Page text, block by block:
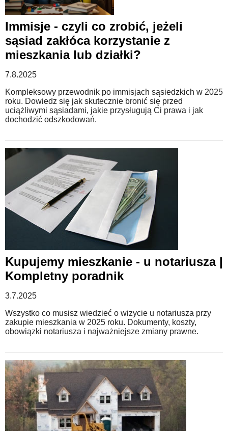
Immisje - czyli co zrobić, jeżeli
sąsiad zakłóca korzystanie z
mieszkania lub działki?
7.8.2025
Kompleksowy przewodnik po immisjach sąsiedzkich w 2025
roku. Dowiedz się jak skutecznie bronić się przed
uciążliwymi sąsiadami, jakie przysługują Ci prawa i jak
dochodzić odszkodowań.
Kupujemy mieszkanie - u notariusza |
Kompletny poradnik
3.7.2025
Wszystko co musisz wiedzieć o wizycie u notariusza przy
zakupie mieszkania w 2025 roku. Dokumenty, koszty,
obowiązki notariusza i najważniejsze zmiany prawne.